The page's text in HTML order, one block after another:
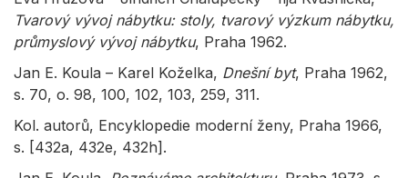
Tvarový vývoj nábytku: stoly, tvarový výzkum nábytku,
průmyslový vývoj nábytku, Praha 1962.
Jan E. Koula – Karel Koželka, Dnešní byt, Praha 1962,
s. 70, o. 98, 100, 102, 103, 259, 311.
Kol. autorů, Encyklopedie moderní ženy, Praha 1966,
s. [432a, 432e, 432h].